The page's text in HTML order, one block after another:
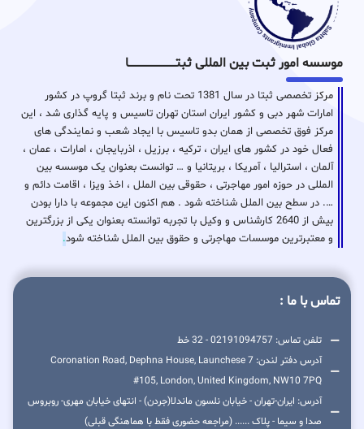
موسسه امور ثبت بین المللی ثبتـــــــــــــــــــــــــــــا
مرکز تخصصی ثبتا در سال 1381 تحت نام و برند ثبتا گروپ در کشور
امارات شهر دبی و کشور ایران استان تهران تاسیس و پایه گذاری شد ، این
مرکز فوق تخصصی از همان بدو تاسیس با ایجاد شعب و نمایندگی های
فعال خود در کشور های ایران ، ترکیه ، برزیل ، اذربایجان ، امارات ، عمان ،
آلمان ، استرالیا ، آمریکا ، بریتانیا و … توانست بعنوان یک موسسه بین
المللی در حوزه امور مهاجرتی ، حقوقی بین الملل ، اخذ ویزا ، اقامت دائم و
…. در سطح بین الملل شناخته شود . هم اکنون این مجموعه با دارا بودن
بیش از 2640 کارشناس و وکیل با تجربه توانسته بعنوان یکی از بزرگترین
و معتبرترین موسسات مهاجرتی و حقوق بین الملل شناخته شود.
تماس با ما :
تلفن تماس: 02191094757 - 32 خط
آدرس دفتر لندن: 7 Coronation Road, Dephna House, Launchese
#105, London, United Kingdom, NW10 7PQ
آدرس: ایران-تهران - خیابان نلسون ماندلا(جردن) - انتهای خیابان مهری- روبروس
صدا و سیما - پلاک ...... (مراجعه حضوری فقط با هماهنگی قبلی)